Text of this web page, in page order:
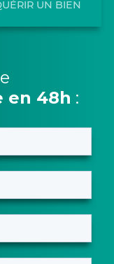
UN BIEN